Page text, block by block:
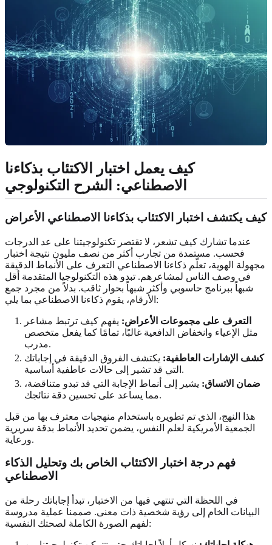
كيف يعمل اختبار الاكتئاب بذكاءنا
الاصطناعي: الشرح التكنولوجي
كيف يكتشف اختبار الاكتئاب بذكاءنا الاصطناعي الأعراض
عندما تشارك كيف تشعر، لا تقتصر تكنولوجيتنا على عد الدرجات
فحسب. مستمدة من تجارب أكثر من نصف مليون نتيجة اختبار
مجهولة الهوية، تعلّم ذكاءنا الاصطناعي التعرف على الأنماط الدقيقة
في وصف الناس لمشاعرهم. تبدو هذه التكنولوجيا المتقدمة أقل
شبهاً ببرنامج حاسوبي وأكثر شبهاً بحوار ثاقب. بدلاً من مجرد جمع
الأرقام، يقوم ذكاءنا الاصطناعي بما يلي:
التعرف على مجموعات الأعراض: يفهم كيف ترتبط مشاعر
مثل الإعياء وانخفاض الدافعية غالبًا، تمامًا كما يفعل متخصص
مدرب.
كشف الإشارات العاطفية: يكتشف الفروق الدقيقة في إجاباتك
التي قد تشير إلى حالات عاطفية أساسية.
ضمان الاتساق: يشير إلى أنماط الإجابة التي قد تبدو متناقضة،
مما يساعد على تحسين دقة نتائجك.
هذا النهج، الذي تم تطويره باستخدام منهجيات معترف بها من قبل
الجمعية الأمريكية لعلم النفس، يضمن تحديد الأنماط بدقة سريرية
ورعاية.
فهم درجة اختبار الاكتئاب الخاص بك وتحليل الذكاء
الاصطناعي
في اللحظة التي تنتهي فيها من الاختبار، تبدأ إجاباتك رحلة من
البيانات الخام إلى رؤية شخصية ذات معنى. صممنا عملية مدروسة
لفهم الصورة الكاملة لصحتك النفسية: